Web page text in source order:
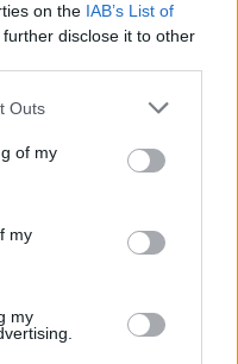
on the IAB’s List of
disclose it to other
Outs
of my
my
my
l'eau stagnante. Une